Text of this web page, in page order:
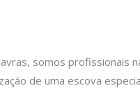
somos profissionais
de uma escova